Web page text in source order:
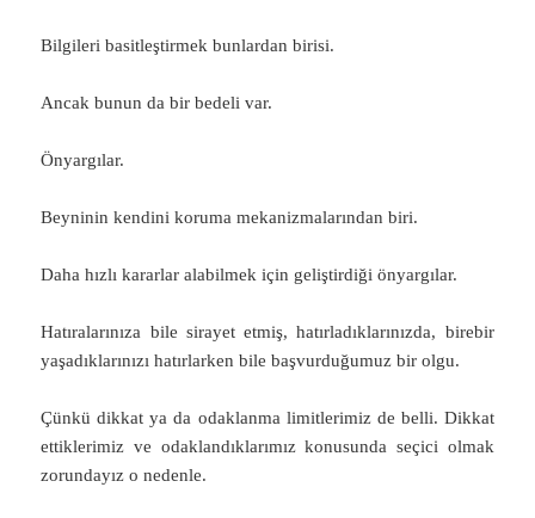
Bilgileri basitleştirmek bunlardan birisi.
Ancak bunun da bir bedeli var.
Önyargılar.
Beyninin kendini koruma mekanizmalarından biri.
Daha hızlı kararlar alabilmek için geliştirdiği önyargılar.
Hatıralarınıza bile sirayet etmiş, hatırladıklarınızda, birebir
yaşadıklarınızı hatırlarken bile başvurduğumuz bir olgu.
Çünkü dikkat ya da odaklanma limitlerimiz de belli. Dikkat
ettiklerimiz ve odaklandıklarımız konusunda seçici olmak
zorundayız o nedenle.